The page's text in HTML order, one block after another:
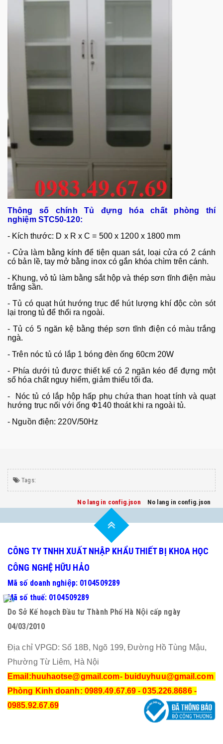
Thông số chínhTủ đựng hóa chất phòng thí
nghiệm STC50-120:
- Kích thước: D x R x C = 500 x 1200 x 1800 mm
- Cửa làm bằng kính để tiện quan sát, loại cửa có 2 cánh
có bản lề, tay mở bằng inox có gắn khóa chìm trên cánh.
- Khung, vỏ tủ làm bằng sắt hộp và thép sơn tĩnh điện màu
trắng sần.
- Tủ có quạt hút hướng trục để hút lượng khí độc còn sót
lại trong tủ để thổi ra ngoài.
- Tủ có 5 ngăn kệ bằng thép sơn tĩnh điện có màu trắng
ngà.
- Trên nóc tủ có lắp 1 bóng đèn ống 60cm 20W
- Phía dưới tủ được thiết kế có 2 ngăn kéo để đựng một
số hóa chất nguy hiểm, giảm thiểu tối đa.
- Nóc tủ có lắp hộp hấp phụ chứa than hoạt tính và quạt
hướng trục nối với ống Ф140 thoát khi ra ngoài tủ.
- Nguồn điện: 220V/50Hz
Tags:
No lang in config.json No lang in config.json
CÔNG TY TNHH XUẤT NHẬP KHẨU THIẾT BỊ KHOA HỌC
CÔNG NGHỆ HỮU HẢO
Mã số doanh nghiệp: 0104509289
Mã số thuế: 0104509289
Do Sở Kế hoạch Đầu tư Thành Phố Hà Nội cấp ngày
04/03/2010
Địa chỉ VPGD: Số 18B, Ngõ 199, Đường Hồ Tùng Mậu,
Phường Từ Liêm, Hà Nội
Email:huuhaotse@gmail.com- buiduyhuu@gmail.com
Phòng Kinh doanh: 0989.49.67.69 - 035.226.8686 -
0985.92.67.69